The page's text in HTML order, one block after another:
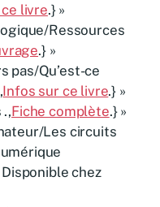
livre.} »
Ressources
.} »
pas/Qu’est-ce
Infos sur ce livre.} »
.,Fiche complète.} »
Les circuits
Disponible chez